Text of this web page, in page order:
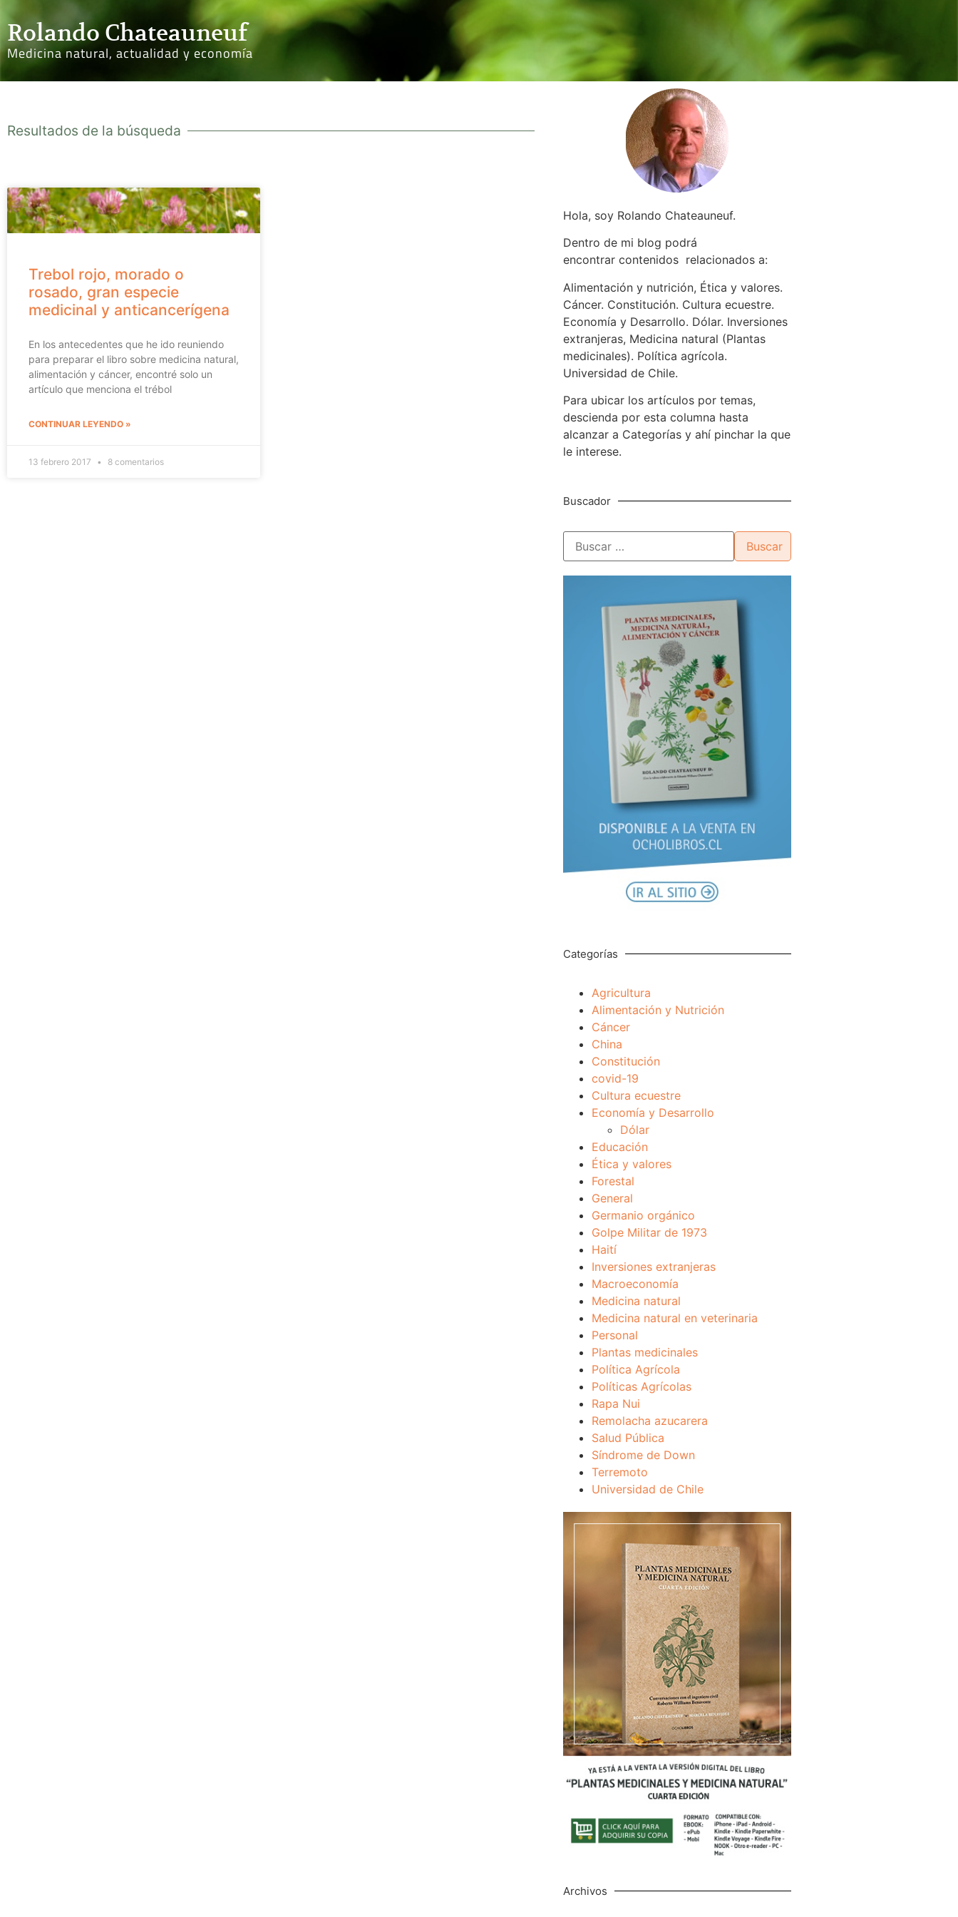
Rolando Chateauneuf
Medicina natural, actualidad y economía
Resultados de la búsqueda
Trebol rojo, morado o
rosado, gran especie
medicinal y anticancerígena
En los antecedentes que he ido reuniendo
para preparar el libro sobre medicina natural,
alimentación y cáncer, encontré solo un
artículo que menciona el trébol
CONTINUAR LEYENDO »
13 febrero 2017 8 comentarios
Hola, soy Rolando Chateauneuf.
Dentro de mi blog podrá
encontrar contenidos relacionados a:
Alimentación y nutrición, Ética y valores.
Cáncer. Constitución. Cultura ecuestre.
Economía y Desarrollo. Dólar. Inversiones
extranjeras, Medicina natural (Plantas
medicinales). Política agrícola.
Universidad de Chile.
Para ubicar los artículos por temas,
descienda por esta columna hasta
alcanzar a Categorías y ahí pinchar la que
le interese.
Buscador
Categorías
Agricultura
Alimentación y Nutrición
Cáncer
China
Constitución
covid-19
Cultura ecuestre
Economía y Desarrollo
Dólar
Educación
Ética y valores
Forestal
General
Germanio orgánico
Golpe Militar de 1973
Haití
Inversiones extranjeras
Macroeconomía
Medicina natural
Medicina natural en veterinaria
Personal
Plantas medicinales
Política Agrícola
Políticas Agrícolas
Rapa Nui
Remolacha azucarera
Salud Pública
Síndrome de Down
Terremoto
Universidad de Chile
Archivos